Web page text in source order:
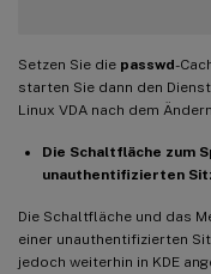
Setzen Sie die passwd-
starten Sie dann den Dienst
Linux VDA nach dem
Die Schaltfläche zum
unauthentifizierten
Die Schaltfläche und das
einer unauthentifizierten
jedoch weiterhin in KDE